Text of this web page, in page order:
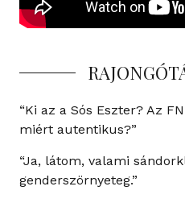
“Ki az a Sós Eszter? Az
miért autentikus?”
“Ja, látom, valami
genderszörnyeteg.”